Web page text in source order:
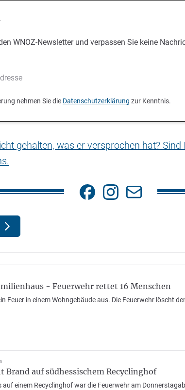
WNOZ-Newsletter und verpassen Sie keine
nehmen Sie die Datenschutzerklärung zur Kenntnis.
gehalten, was er versprochen hat?
- Feuerwehr rettet 16 Menschen
Feuer in einem Wohngebäude aus. Die Feuerwehr löscht
Brand auf südhessischem Recyclinghof
auf einem Recyclinghof war die Feuerwehr am